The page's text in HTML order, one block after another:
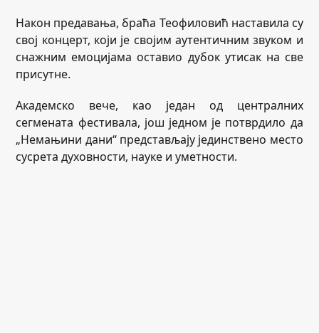
Након предавања, браћа Теофиловић наставила су
свој концерт, који је својим аутентичним звуком и
снажним емоцијама оставио дубок утисак на све
присутне.
Академско вече, као један од централних
сегмената фестивала, још једном је потврдило да
„Немањини дани“ представљају јединствено место
сусрета духовности, науке и уметности.